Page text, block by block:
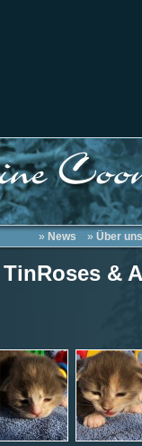
» News » Über uns
&